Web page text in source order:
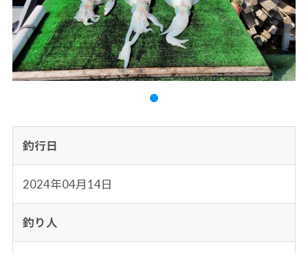
釣行日
2024年04月14日
釣り人